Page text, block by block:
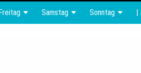
Samstag Sonntag |